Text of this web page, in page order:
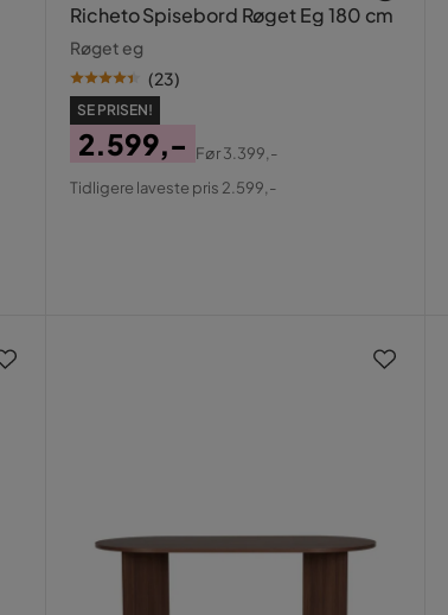
Richeto Spisebord Røget Eg 180 cm
Røget eg
(23)
SE PRISEN!
Pris
2.599,-
Original
Før3.399,-
Tidligere laveste pris 2.599,-